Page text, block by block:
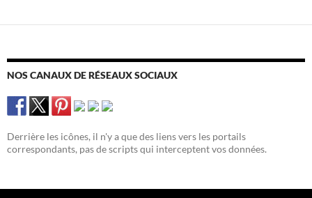
NOS CANAUX DE RÉSEAUX SOCIAUX
Derrière les icônes, il n'y a que des liens vers les portails
correspondants, pas de scripts qui interceptent vos données.